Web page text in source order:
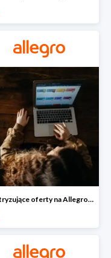
Elektryzujące oferty na Allegro do -50%